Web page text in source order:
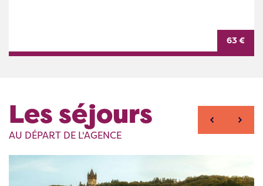
63 €
Les séjours
AU DÉPART DE L'AGENCE